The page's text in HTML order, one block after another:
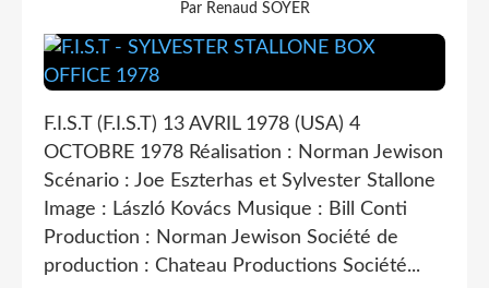
Par Renaud SOYER
F.I.S.T (F.I.S.T) 13 AVRIL 1978 (USA) 4
OCTOBRE 1978 Réalisation : Norman Jewison
Scénario : Joe Eszterhas et Sylvester Stallone
Image : László Kovács Musique : Bill Conti
Production : Norman Jewison Société de
production : Chateau Productions Société...